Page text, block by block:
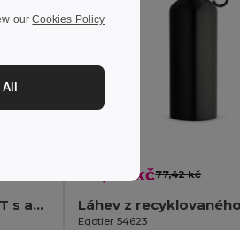
Polyesterový deštník 190T s automatickým otevíráním
49,00 kč77,42 kč
Egotier 54623
ourCookies Policy